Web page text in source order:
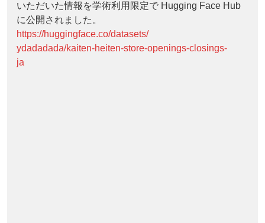
いただいた情報を学術利用限定で Hugging Face Hub
に公開されました。
https://huggingface.co/datasets/
ydadadada/kaiten-heiten-store-openings-closings-
ja